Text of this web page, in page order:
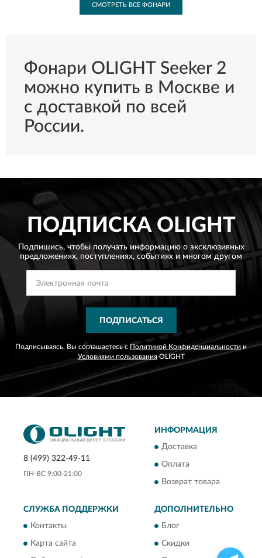
СМОТРЕТЬ ВСЕ ФОНАРИ
Фонари OLIGHT Seeker 2
можно купить в Москве и
с доставкой по всей
России.
ПОДПИСКАOLIGHT
Подпишись, чтобы получать информацию о эксклюзивных
предложениях, поступлениях, событиях и многом другом
ПОДПИСАТЬСЯ
Подписываясь, Вы соглашаетесь с Политикой Конфиденциальности и
Условиями пользованияOLIGHT
8 (499) 322-49-11
ПН-ВС 9:00-21:00
ИНФОРМАЦИЯ
Доставка
Оплата
Возврат товара
СЛУЖБА ПОДДЕРЖКИ
Контакты
Карта сайта
ДОПОЛНИТЕЛЬНО
Блог
Скидки